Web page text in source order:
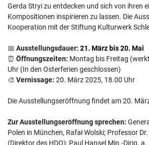
Gerda Stryi zu entdecken und sich von ihren
Kompositionen inspirieren zu lassen. Die
Kooperation mit der Stiftung Kulturwerk
📅 Ausstellungsdauer: 21. März bis 20. Mai
⏰ Öffnungszeiten: Montag bis Freitag
Uhr (In den Osterferien geschlossen)
🎨 Vernissage: 20. März 2025, 18.00 Uhr
Die Ausstellungseröffnung findet am 20.
Zur Ausstellungseröffnung sprechen:
Polen in München, Rafał Wolski; Professor
(Direktor des HDO); Paul Hansel Min.-Dirig.